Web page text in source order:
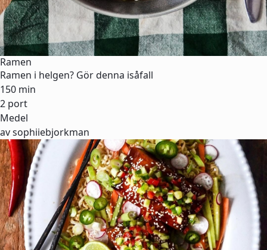
Ramen
Ramen i helgen? Gör denna isåfall
150 min
2 port
Medel
av sophiiebjorkman